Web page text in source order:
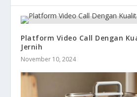
Platform Video Call Dengan
Jernih
November 10, 2024